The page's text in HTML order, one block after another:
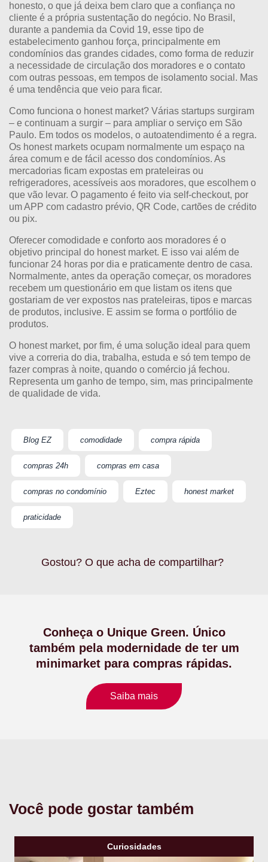
honesto, o que já deixa bem claro que a confiança no
cliente é a própria sustentação do negócio. No Brasil,
durante a pandemia da Covid 19, esse tipo de
estabelecimento ganhou força, principalmente em
condomínios das grandes cidades, como forma de reduzir
a necessidade de circulação dos moradores e o contato
com outras pessoas, em tempos de isolamento social. Mas
é uma tendência que veio para ficar.
Como funciona o honest market? Várias startups surgiram
– e continuam a surgir – para ampliar o serviço em São
Paulo. Em todos os modelos, o autoatendimento é a regra.
Os honest markets ocupam normalmente um espaço na
área comum e de fácil acesso dos condomínios. As
mercadorias ficam expostas em prateleiras ou
refrigeradores, acessíveis aos moradores, que escolhem o
que vão levar. O pagamento é feito via self-checkout, por
um APP com cadastro prévio, QR Code, cartões de crédito
ou pix.
Oferecer comodidade e conforto aos moradores é o
objetivo principal do honest market. E isso vai além de
funcionar 24 horas por dia e praticamente dentro de casa.
Normalmente, antes da operação começar, os moradores
recebem um questionário em que listam os itens que
gostariam de ver expostos nas prateleiras, tipos e marcas
de produtos, inclusive. E assim se forma o portfólio de
produtos.
O honest market, por fim, é uma solução ideal para quem
vive a correria do dia, trabalha, estuda e só tem tempo de
fazer compras à noite, quando o comércio já fechou.
Representa um ganho de tempo, sim, mas principalmente
de qualidade de vida.
Blog EZ comodidade compra rápida
compras 24h compras em casa
compras no condomínio Eztec honest market
praticidade
Gostou? O que acha de compartilhar?
Conheça o Unique Green. Único
também pela modernidade de ter um
minimarket para compras rápidas.
Saiba mais
Você pode gostar também
Curiosidades